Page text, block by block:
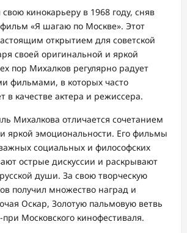
кинокарьеру в 1968 году, сняв
«Я шагаю по Москве». Этот
открытием для советской
своей оригинальной и яркой
пор Михалков регулярно радует
фильмами, в которых часто
в качестве актера и режиссера.
Михалкова отличается сочетанием
яркой эмоциональности. Его фильмы
социальных и философских
острые дискуссии и раскрывают
души. За свою творческую
получил множество наград и
Оскар, Золотую пальмовую ветвь
Московского кинофестиваля.